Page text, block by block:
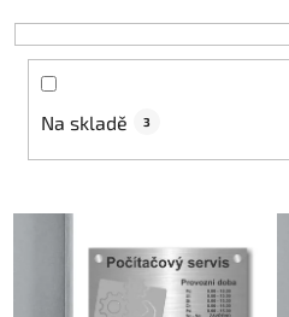
o
d
Na skladě 3
V